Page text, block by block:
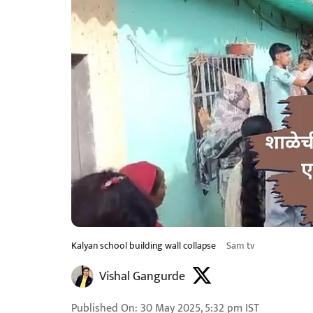
Kalyan school building wall collapse Sam tv
Vishal Gangurde
Published On: 30 May 2025, 5:32 pm IST